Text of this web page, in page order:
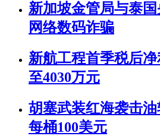
新加坡金管局与泰
网络数码诈骗
新航工程首季税后
至4030万元
胡塞武装红海袭击
每桶100美元